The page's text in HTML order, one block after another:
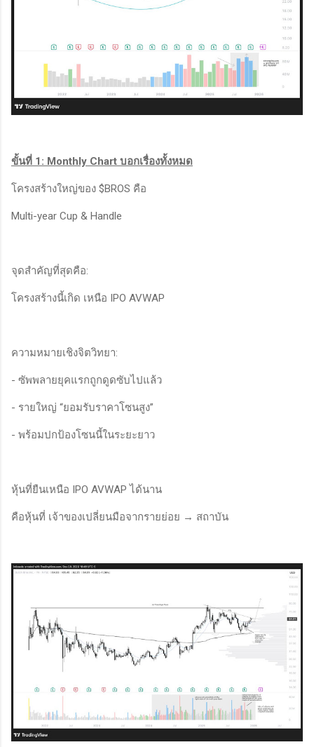
ขั้นที่ 1: Monthly Chart บอกเรื่องทั้งหมด
โครงสร้างใหญ่ของ $BROS คือ
Multi-year Cup & Handle
จุดสำคัญที่สุดคือ:
โครงสร้างนี้เกิด เหนือ IPO AVWAP
ความหมายเชิงจิตวิทยา:
- ซัพพลายยุคแรกถูกดูดซับไปแล้ว
- รายใหญ่ “ยอมรับราคาโซนสูง”
- พร้อมปกป้องโซนนี้ในระยะยาว
หุ้นที่ยืนเหนือ IPO AVWAP ได้นาน
คือหุ้นที่ เจ้าของเปลี่ยนมือจากรายย่อย → สถาบัน